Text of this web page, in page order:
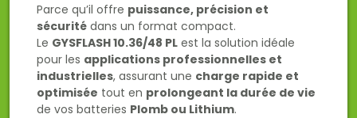
Parce qu’il offre puissance, précision et
sécurité dans un format compact.
Le GYSFLASH 10.36/48 PL est la solution idéale
pour les applications professionnelles et
industrielles, assurant une charge rapide et
optimisée tout en prolongeant la durée de vie
de vos batteries Plomb ou Lithium.